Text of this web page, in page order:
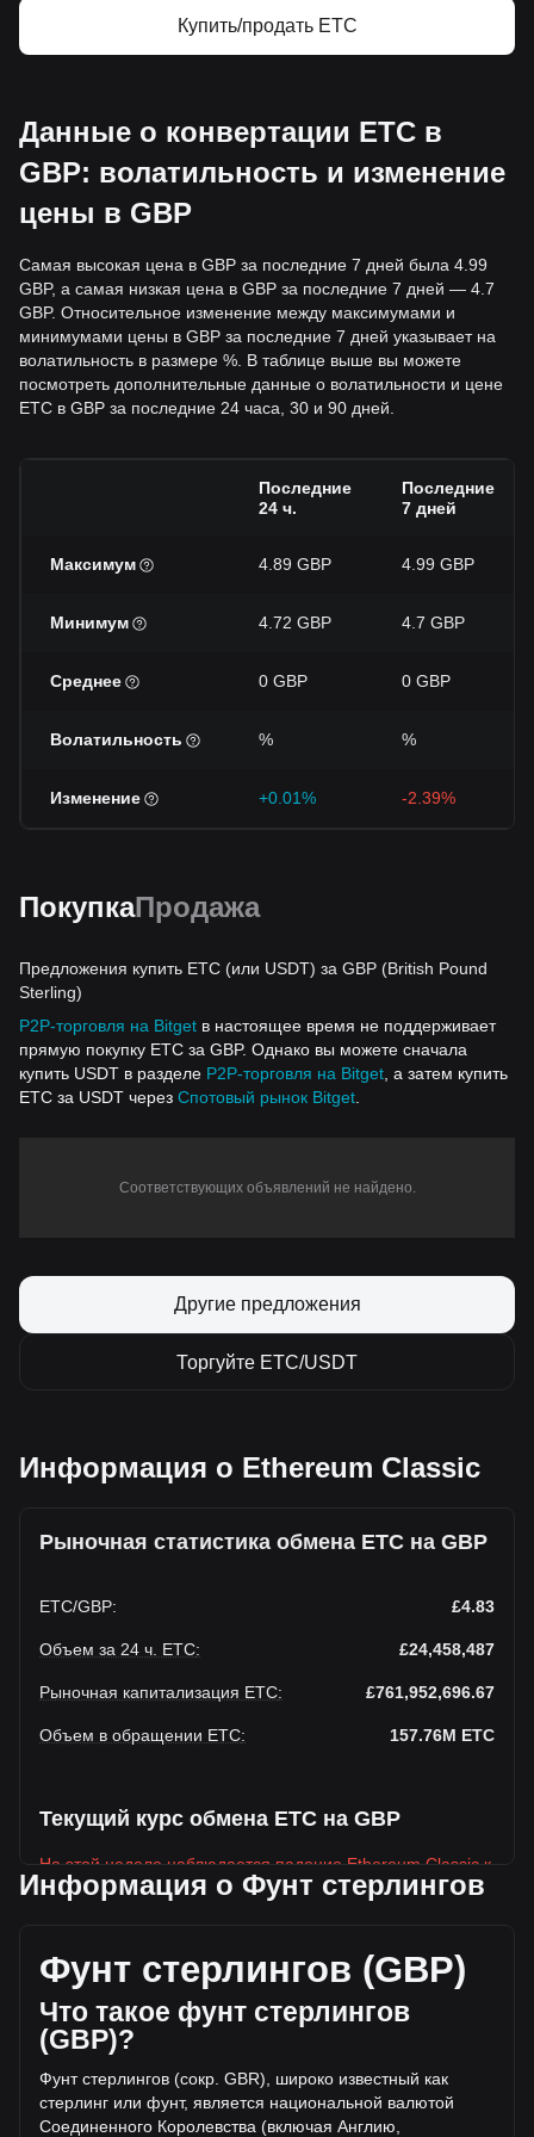
Купить/продать ETC
Данные о конвертации ETC в
GBP: волатильность и изменение
цены в GBP
Самая высокая цена в GBP за последние 7 дней была 4.99
GBP, а самая низкая цена в GBP за последние 7 дней — 4.7
GBP. Относительное изменение между максимумами и
минимумами цены в GBP за последние 7 дней указывает на
волатильность в размере %. В таблице выше вы можете
посмотреть дополнительные данные о волатильности и цене
ETC в GBP за последние 24 часа, 30 и 90 дней.
Последние
24 ч.
Последние
7 дней
Максимум 4.89 GBP 4.99 GBP
Минимум 4.72 GBP 4.7 GBP
Среднее 0 GBP 0 GBP
Волатильность % %
Изменение +0.01% -2.39%
ПокупкаПродажа
Предложения купить ETC (или USDT) за GBP (British Pound
Sterling)
P2P-торговля на Bitget в настоящее время не поддерживает
прямую покупку ETC за GBP. Однако вы можете сначала
купить USDT в разделе P2P-торговля на Bitget , а затем купить
ETC за USDT через Спотовый рынок Bitget
Соответствующих объявлений не найдено.
Другие предложения
Торгуйте ETC/USDT
Информация о Ethereum Classic
Рыночная статистика обмена ETC на GBP
ETC/GBP: £4.83
Объем за 24 ч. ETC: £24,458,487
Рыночная капитализация ETC: £761,952,696.67
Объем в обращении ETC: 157.76M ETC
Текущий курс обмена ETC на GBP
На этой неделе наблюдается падение Ethereum Classic к
Фунт стерлингов
£4.83 за ETC, а общая рыночная капитализация
составляет 157,763,070ETC на основе оборотного
предложения Ethereum Classic £761,952,696.67 GBP.
Объем торгов упал на Ethereum Classic% (£1,624,607.68
GBP) за последние 24 часа, а объем торгов +7.11
составил £22,833,879.32 было продано за тот же период.
Информация о Фунт стерлингов
Фунт стерлингов (GBP)
Что такое фунт стерлингов
(GBP)?
Фунт стерлингов (сокр. GBR), широко известный как
стерлинг или фунт, является национальной валютой
Соединенного Королевства (включая Англию,